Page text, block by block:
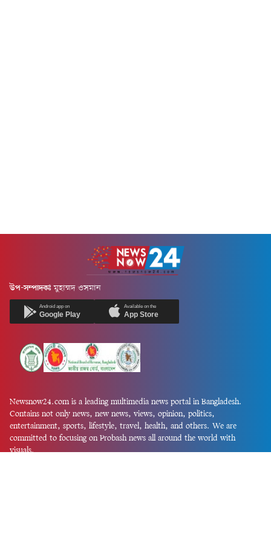
উপ-সম্পাদকঃ মুহাম্মদ ওসমান
Android app on
Google Play
Available on the
App Store
Newsnow24.com is a leading multimedia news portal in Bangladesh.
Contains not only news, new news, views, opinion, politics,
entertainment, sports, lifestyle, travel, health, and others. We are
committed to focusing on Probash news all around the world with
visuals.